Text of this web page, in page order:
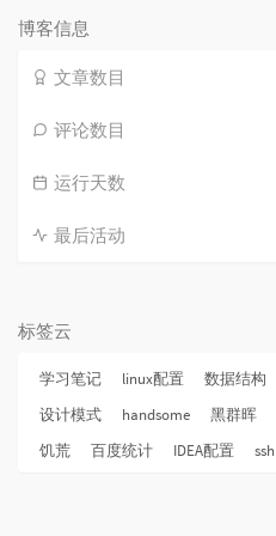
博客信息
文章数目
评论数目
运行天数
最后活动
标签云
学习笔记 linux配置 数据结构
设计模式
handsome 黑群晖
饥荒
百度统计 IDEA配置 ssh